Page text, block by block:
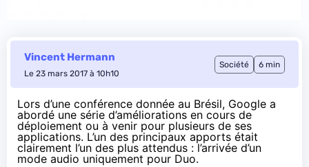
Vincent Hermann
Le 23 mars 2017 à 10h10
Société 6 min
Lors d’une conférence donnée au Brésil, Google a
abordé une série d’améliorations en cours de
déploiement ou à venir pour plusieurs de ses
applications. L’un des principaux apports était
clairement l’un des plus attendus : l’arrivée d’un
mode audio uniquement pour Duo.